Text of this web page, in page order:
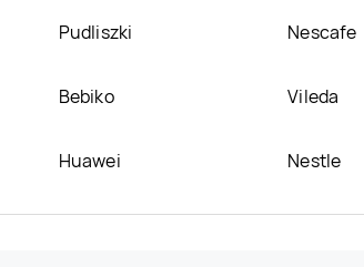
Pudliszki Nescafe
Bebiko Vileda
Huawei Nestle